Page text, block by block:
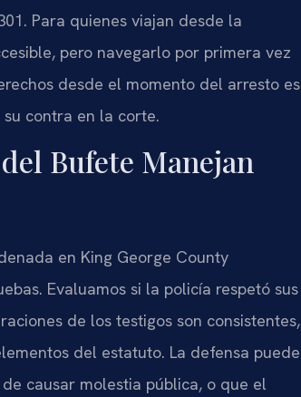
Para quienes viajan desde la
pero navegarlo por primera vez
desde el momento del arresto es
contra en la corte.
Bufete Manejan
en King George County
Evaluamos si la policía respetó sus
de los testigos son consistentes,
del estatuto. La defensa puede
causar molestia pública, o que el